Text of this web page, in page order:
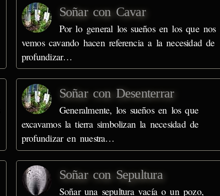
Soñar con Cavar
Por lo general los sueños en los que nos
vemos cavando hacen referencia a la necesidad de
profundizar…
Soñar con Desenterrar
Generalmente, los sueños en los que
excavamos la tierra simbolizan la necesidad de
profundizar en nuestra…
Soñar con Sepultura
Soñar una sepultura vacía o un pozo,